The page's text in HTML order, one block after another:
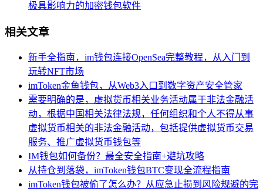
极具影响力的加密钱包软件
相关文章
新手全指南，im钱包连接OpenSea完整教程，从入门到
玩转NFT市场
imToken金鱼钱包，从Web3入口到数字资产安全管家
需要明确的是，虚拟货币相关业务活动属于非法金融活
动，根据中国相关法律法规，任何组织和个人不得从事
虚拟货币相关的非法金融活动，包括提供虚拟货币交易
服务、推广虚拟货币钱包等
IM钱包如何备份？最全安全指南+避坑攻略
从持仓到落袋，imToken钱包BTC变现全流程指南
imToken钱包被偷了怎么办？从应急止损到风险规避的完